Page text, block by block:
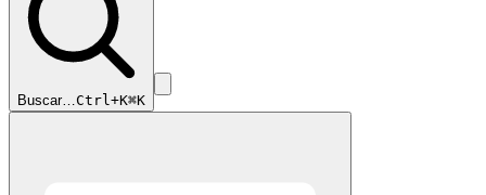
Buscar…Ctrl+K⌘K